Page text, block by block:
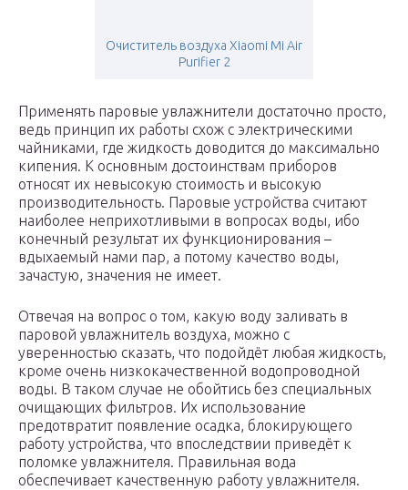
Очиститель воздуха Xiaomi Mi Air
Purifier 2
Применять паровые увлажнители достаточно просто,
ведь принцип их работы схож с электрическими
чайниками, где жидкость доводится до максимально
кипения. К основным достоинствам приборов
относят их невысокую стоимость и высокую
производительность. Паровые устройства считают
наиболее неприхотливыми в вопросах воды, ибо
конечный результат их функционирования –
вдыхаемый нами пар, а потому качество воды,
зачастую, значения не имеет.
Отвечая на вопрос о том, какую воду заливать в
паровой увлажнитель воздуха, можно с
уверенностью сказать, что подойдёт любая жидкость,
кроме очень низкокачественной водопроводной
воды. В таком случае не обойтись без специальных
очищающих фильтров. Их использование
предотвратит появление осадка, блокирующего
работу устройства, что впоследствии приведёт к
поломке увлажнителя. Правильная вода
обеспечивает качественную работу увлажнителя.